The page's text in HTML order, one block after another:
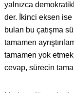
yalnızca
der. İkinci eksen ise
bulan bu çatışma
tamamen
tamamen yok
cevap, sürecin